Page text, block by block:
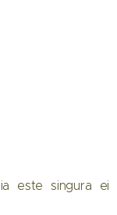
este singura ei